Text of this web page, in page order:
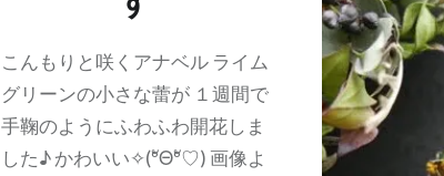
こんもりと咲くアナベル ライム
グリーンの小さな蕾が １週間で
手鞠のようにふわふわ開花しま
した♪ かわいい✧(ºัΘºั♡) 画像よ